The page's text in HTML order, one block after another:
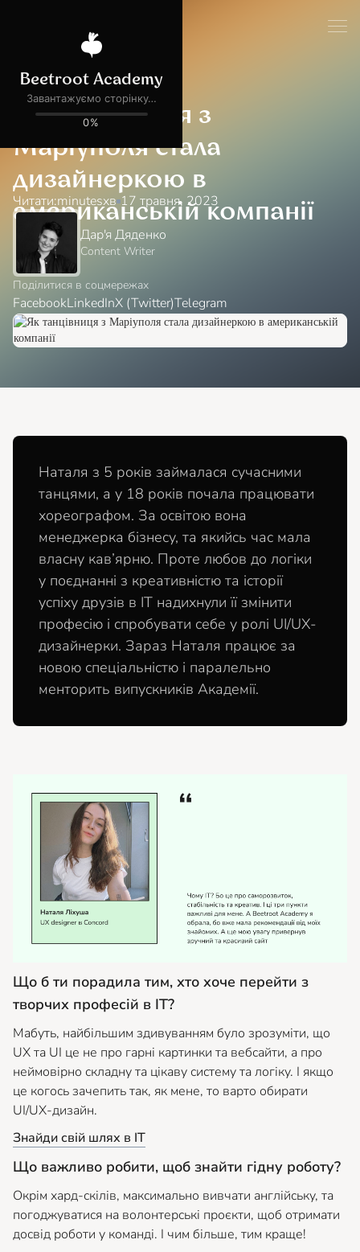
Блог Історії бурячків
Як танцівниця з
Маріуполя стала
дизайнеркою в
американській компанії
Читати:minutesхв 17 травня, 2023
Дар'я Дяденко
Content Writer
Поділитися в соцмережах
FacebookLinkedInX (Twitter)Telegram
Наталя з 5 років займалася сучасними
танцями, а у 18 років почала працювати
хореографом. За освітою вона
менеджерка бізнесу, та якийсь час мала
власну кав’ярню. Проте любов до логіки
у поєднанні з креативністю та історії
успіху друзів в ІТ надихнули її змінити
професію і спробувати себе у ролі UI/UX-
дизайнерки. Зараз Наталя працює за
новою спеціальністю і паралельно
менторить випускників Академії.
Що б ти порадила тим, хто хоче перейти з
творчих професій в ІТ?
Мабуть, найбільшим здивуванням було зрозуміти, що
UX та UI це не про гарні картинки та вебсайти, а про
неймовірно складну та цікаву систему та логіку. І якщо
це когось зачепить так, як мене, то варто обирати
UI/UX-дизайн.
Знайди свій шлях в IT
Що важливо робити, щоб знайти гідну роботу?
Окрім хард-скілів, максимально вивчати англійську, та
погоджуватися на волонтерські проєкти, щоб отримати
досвід роботи у команді. І чим більше, тим краще!